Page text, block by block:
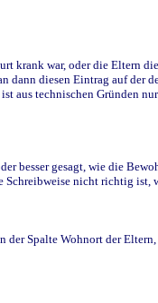
krank war, oder die Eltern
dann diesen Eintrag auf der
aus technischen Gründen
besser gesagt, wie die
nicht richtig ist,
Spalte Wohnort der